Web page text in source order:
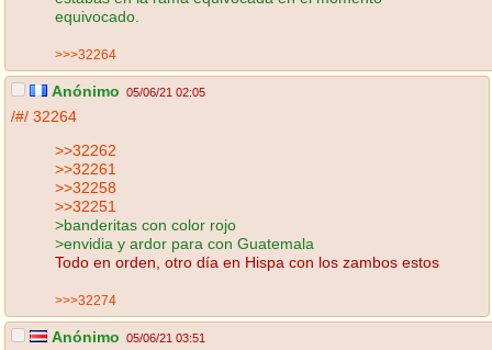
equivocado.
>>>32264
Anónimo 05/06/21 02:05
/#/ 32264
>>32262
>>32261
>>32258
>>32251
>banderitas con color rojo
>envidia y ardor para con Guatemala
Todo en orden, otro día en Hispa con los zambos estos
>>>32274
Anónimo 05/06/21 03:51